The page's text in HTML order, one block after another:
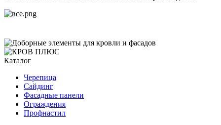
Каталог
Черепица
Сайдинг
Фасадные панели
Ограждения
Профнастил